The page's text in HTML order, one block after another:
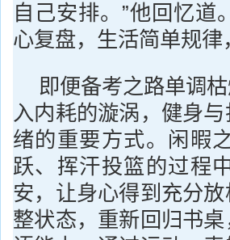
自己安排。”他回忆
心复盘，生活简单规律
即便备考之路单调
入内耗的漩涡，健身
绪的重要方式。闲暇
跃、挥汗投篮的过程
安，让身心得到充分
整状态，重新回归书